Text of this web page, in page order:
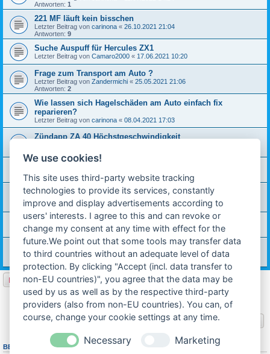
Antworten: 1
221 MF läuft kein bisschen
Letzter Beitrag von carinona « 26.10.2021 21:04
Antworten: 9
Suche Auspuff für Hercules ZX1
Letzter Beitrag von Camaro2000 « 17.06.2021 10:20
Frage zum Transport am Auto ?
Letzter Beitrag von Zandermichi « 25.05.2021 21:06
Antworten: 2
Wie lassen sich Hagelschäden am Auto einfach fix
reparieren?
Letzter Beitrag von carinona « 08.04.2021 17:03
Zündapp ZA 40 Höchstgeschwindigkeit
Letzter Beitrag von ingbilly 12.03.2021 21:19
Frontscheibe vom Auto reparieren lassen
Letzter Beitrag von hot-rod «
08.03.2021 22:46
Antworten:1
Mofa WhatsApp Gruppe
Letzter Beitrag vonMofaschmiede«17.02.2021 23:47
Hercules HR1 Speichen
Letzter Beitrag von wedewe«20.12.2020 21:46
Antworten:
1
Neues Thema
150 Themen 1 2 3 4 5 6 Nächste
Gehe zu
BERECHTIGUNGEN IN DIESEM FORUM
We use cookies!
This site uses third-party website tracking
technologies to provide its services, constantly
improve and display advertisements according to
users' interests. I agree to this and can revoke or
change my consent at any time with effect for the
future.We point out that some tools may transfer data
to third countries without an adequate level of data
protection. By clicking "Accept (incl. data transfer to
non-EU countries)", you agree that the data may be
used by us as well as by the respective third-party
providers (also from non-EU countries). You can, of
course, change your cookie settings at any time.
Necessary Marketing